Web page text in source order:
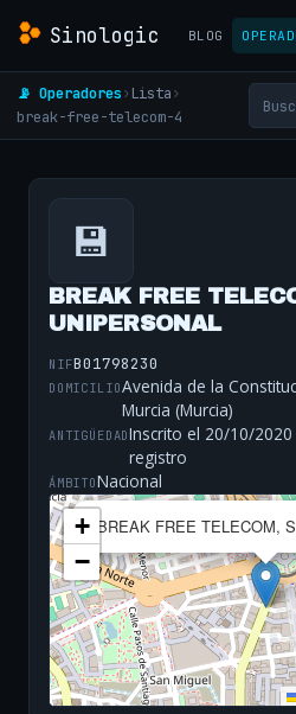
Sinologic BLOG
📡 Operadores› Lista›
break-free-telecom-4
💾
BREAK FREE
UNIPERSONAL
NIFB01798230
DOMICILIOAvenida de la
Murcia (Murcia)
ANTIGÜEDADInscrito el 20/10/2020
registro
ÁMBITONacional
BREAK FREE TELECOM,
+
−